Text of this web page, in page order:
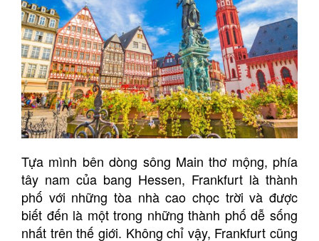
Tựa mình bên dòng sông Main thơ mộng, phía
tây nam của bang Hessen, Frankfurt là thành
phố với những tòa nhà cao chọc trời và được
biết đến là một trong những thành phố dễ sống
nhất trên thế giới. Không chỉ vậy, Frankfurt cũng